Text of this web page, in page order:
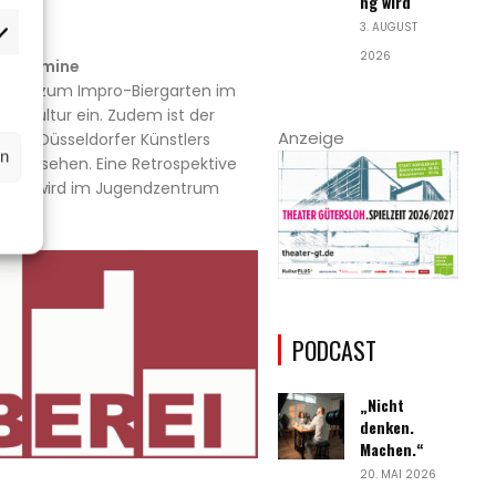
Termine
zum Impro-Biergarten im
Kultur ein. Zudem ist der
des Düsseldorfer Künstlers
zu sehen. Eine Retrospektive
wird im Jugendzentrum
3. AUGUST
2026
Anzeige
PODCAST
„Nicht
denken.
Machen.“
20. MAI 2026